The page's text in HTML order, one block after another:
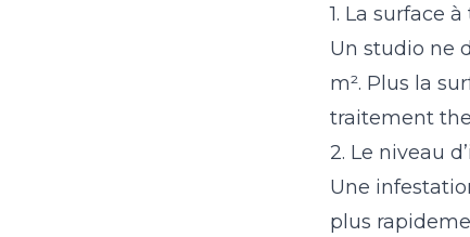
1. La surface
Un studio ne
m². Plus la
traitement
2. Le niveau
Une
plus